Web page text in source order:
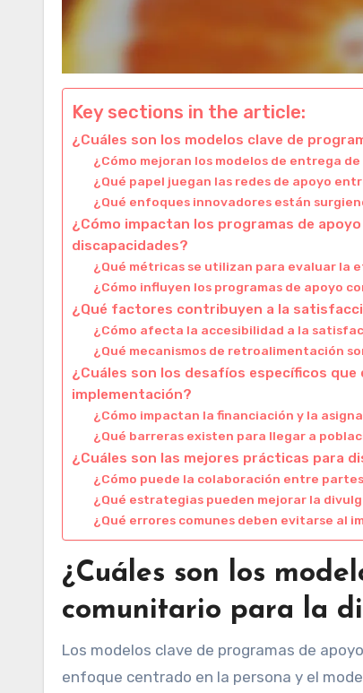
Key sections in the article:
¿Cuáles son los modelos clave de
¿Cómo mejoran los modelos de entrega
¿Qué papel juegan las redes de apoyo
¿Qué enfoques innovadores están
¿Cómo impactan los programas de
discapacidades?
¿Qué métricas se utilizan para evaluar la
¿Cómo influyen los programas de apoyo
¿Qué factores contribuyen a la
¿Cómo afecta la accesibilidad a la
¿Qué mecanismos de retroalimentación
¿Cuáles son los desafíos específicos
implementación?
¿Cómo impactan la financiación y la
¿Qué barreras existen para llegar a
¿Cuáles son las mejores prácticas para
¿Cómo puede la colaboración entre
¿Qué estrategias pueden mejorar la
¿Qué errores comunes deben evitarse al
¿Cuáles son los
comunitario para la
Los modelos clave de programas de
enfoque centrado en la persona y el